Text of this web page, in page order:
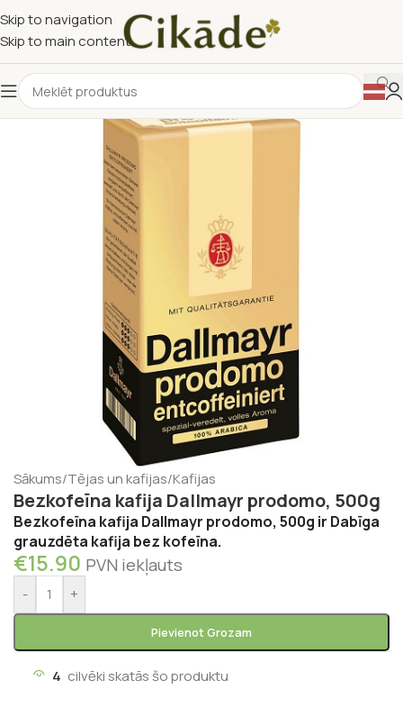
Skip to navigation
Skip to main content
Sākums/Tējas un kafijas/Kafijas
Bezkofeīna kafija Dallmayr prodomo, 500g
Bezkofeīna kafija Dallmayr prodomo, 500g ir Dabīga
grauzdēta kafija bez kofeīna.
€15.90 PVN iekļauts
- +
Pievienot Grozam
4 cilvēki skatās šo produktu